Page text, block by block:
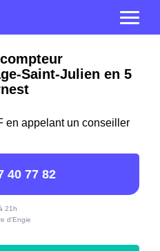
Saint-Julien en 5
en appelant un conseiller
40 77 82
21h
d'Engie